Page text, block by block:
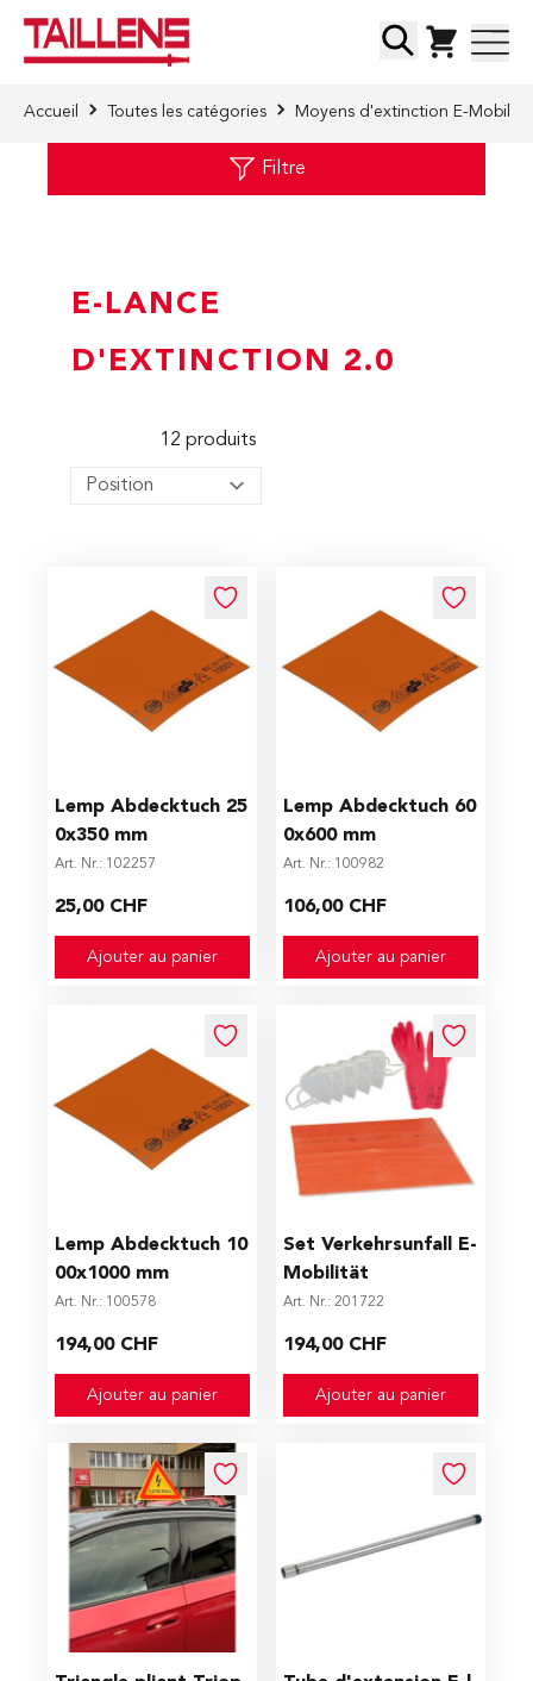
Chercher
Accueil Toutes les catégories Moyens d'extinction E-Mobilité
Filtre
E-LANCE
D'EXTINCTION 2.0
12 produits
Lemp Abdecktuch 25
0x350 mm
Art. Nr.: 102257
25,00 CHF
Ajouter au panier
Lemp Abdecktuch 60
0x600 mm
Art. Nr.: 100982
106,00 CHF
Ajouter au panier
Lemp Abdecktuch 10
00x1000 mm
Art. Nr.: 100578
194,00 CHF
Ajouter au panier
Set Verkehrsunfall E-
Mobilität
Art. Nr.: 201722
194,00 CHF
Ajouter au panier